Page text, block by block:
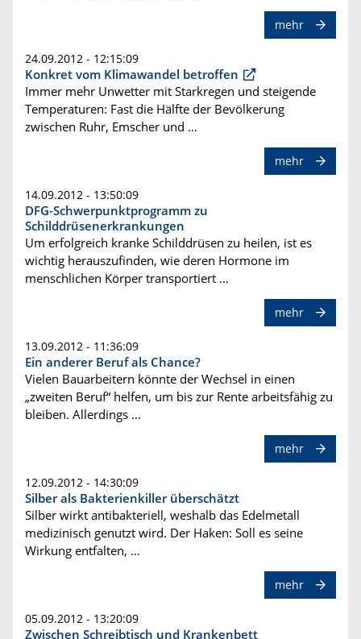
mehr
24.09.2012 - 12:15:09
Konkret vom Klimawandel betroffen
Immer mehr Unwetter mit Starkregen und steigende
Temperaturen: Fast die Hälfte der Bevölkerung
zwischen Ruhr, Emscher und …
mehr
14.09.2012 - 13:50:09
DFG-Schwerpunktprogramm zu
Schilddrüsenerkrankungen
Um erfolgreich kranke Schilddrüsen zu heilen, ist es
wichtig herauszufinden, wie deren Hormone im
menschlichen Körper transportiert …
mehr
13.09.2012 - 11:36:09
Ein anderer Beruf als Chance?
Vielen Bauarbeitern könnte der Wechsel in einen
„zweiten Beruf“ helfen, um bis zur Rente arbeitsfähig zu
bleiben. Allerdings …
mehr
12.09.2012 - 14:30:09
Silber als Bakterienkiller überschätzt
Silber wirkt antibakteriell, weshalb das Edelmetall
medizinisch genutzt wird. Der Haken: Soll es seine
Wirkung entfalten, …
mehr
05.09.2012 - 13:20:09
Zwischen Schreibtisch und Krankenbett